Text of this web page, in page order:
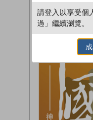
請登入以享受個
過」繼續瀏覽。